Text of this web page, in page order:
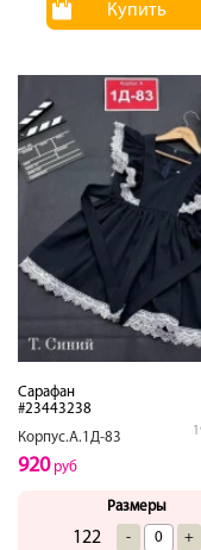
Купить
Сарафан
#23443238
Корпус.А.1Д-83
920руб
Размеры
122 - +